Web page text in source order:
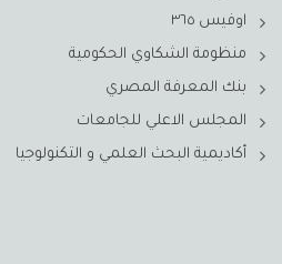
اوفيس ٣٦٥
منظومة الشكاوي الحكومية
بنك المعرفة المصري
المجلس الاعلي للجامعات
أكاديمية البحث العلمي و التكنولوجيا